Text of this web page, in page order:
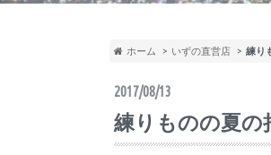
ホーム いずの直営店 練り
2017/08/13
練りものの夏